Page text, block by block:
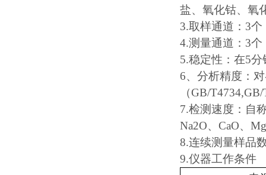
盐、氧化钴、氧
3.取样通道：3个
4.测量通道：3个
5.稳定性：在5分
6、分析精度：
（GB/
7.检测速度：自
Na2O、 CaO、
8.连续测量样品
9.仪器工作条件